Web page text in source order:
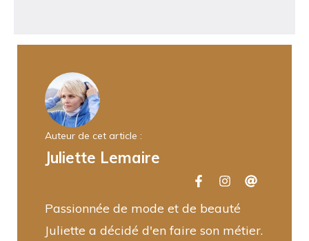
Auteur de cet article :
Juliette Lemaire
Passionnée de mode et de beauté
Juliette a décidé d'en faire son métier.